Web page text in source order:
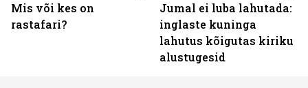
Mis või kes on
rastafari?
Jumal ei luba lahutada:
inglaste kuninga
lahutus kõigutas kiriku
alustugesid